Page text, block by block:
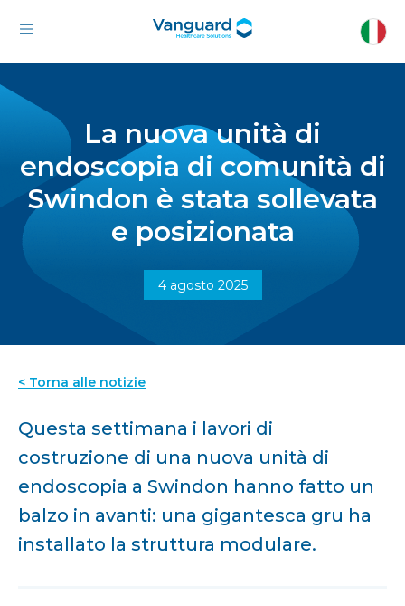
La nuova unità di
endoscopia di comunità di
Swindon è stata sollevata
e posizionata
4 agosto 2025
< Torna alle notizie
Questa settimana i lavori di
costruzione di una nuova unità di
endoscopia a Swindon hanno fatto un
balzo in avanti: una gigantesca gru ha
installato la struttura modulare.